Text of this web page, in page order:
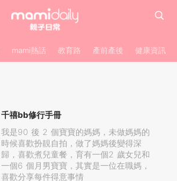
mami熱話 教育路 產前產後 健康資訊
千禧bb修行手冊
我是90 後 2 個寶寶的媽媽，未做媽媽的
時候喜歡扮靚自拍，做了媽媽後變得深
歸，喜歡煮兒童餐，育有一個2 歲女兒和
一個6 個月男寶寶，其實是一位在職媽，
喜歡分享每件得意事情